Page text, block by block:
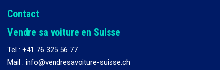
Contact
Vendre sa voiture en Suisse
Tel : +41 76 325 56 77
Mail : info@vendresavoiture-suisse.ch